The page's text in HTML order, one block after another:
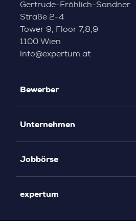
Gertrude-Fröhlich-Sandner
Straße 2-4
Tower 9, Floor 7,8,9
1100 Wien
info@expertum.at
Bewerber
Unternehmen
Jobbörse
expertum